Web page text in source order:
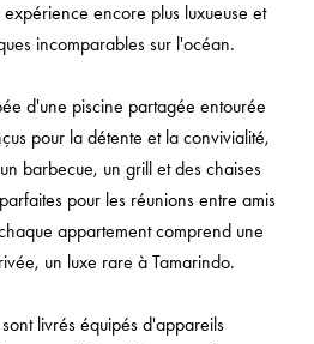
encore plus luxueuse et
incomparables sur l'océan.
d'une piscine partagée entourée
pour la détente et la convivialité,
barbecue, un grill et des chaises
pour les réunions entre amis
appartement comprend une
un luxe rare à Tamarindo.
livrés équipés d'appareils